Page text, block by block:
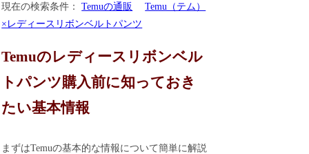
現在の検索条件：Temuの通販
Temu（テム）
×レディースリボンベルトパンツ
Temuのレディースリボンベル
トパンツ購入前に知っておき
たい基本情報
まずはTemuの基本的な情報について簡単に解説